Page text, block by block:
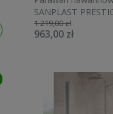
SANPLAST
KW/PRIII 75cm,
Protect, Srebrny
1 219,00 zł
963,00 zł